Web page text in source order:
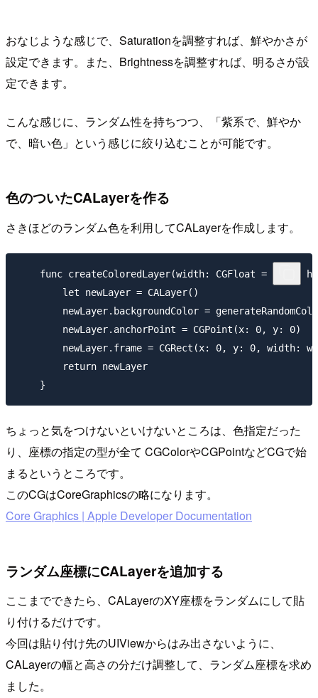
おなじような感じで、Saturationを調整すれば、鮮やかさが
設定できます。また、Brightnessを調整すれば、明るさが設
定できます。
こんな感じに、ランダム性を持ちつつ、「紫系で、鮮やか
で、暗い色」という感じに絞り込むことが可能です。
色のついたCALayerを作る
さきほどのランダム色を利用してCALayerを作成します。
func createColoredLayer(width: CGFloat = 50.0,
        let newLayer = CALayer()
newLayer.backgroundColor =
        newLayer.anchorPoint = CGPoint(x: 0, y: 0)
newLayer.frame = CGRect(x: 0, y: 0, width:
        return newLayer
ちょっと気をつけないといけないところは、色指定だった
り、座標の指定の型が全て CGColorやCGPointなどCGで始
まるというところです。
このCGはCoreGraphicsの略になります。
Core Graphics | Apple Developer Documentation
ランダム座標にCALayerを追加する
ここまでできたら、CALayerのXY座標をランダムにして貼
り付けるだけです。
今回は貼り付け先のUIViewからはみ出さないように、
CALayerの幅と高さの分だけ調整して、ランダム座標を求め
ました。